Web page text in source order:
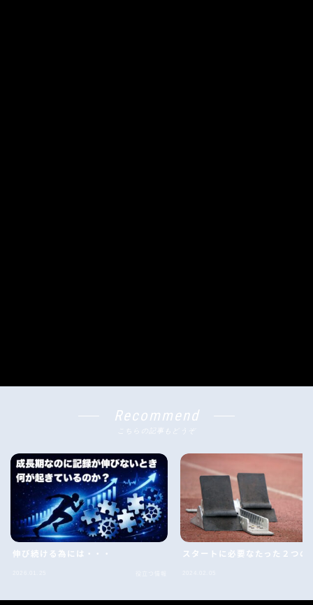
Follow Me
Recommend
こちらの記事もどうぞ
伸び続ける為には・・・ スタートに必要なたった２つの